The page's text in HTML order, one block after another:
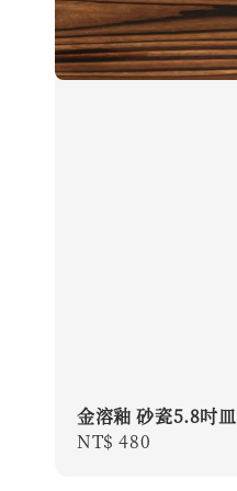
金溶釉 砂瓷5.8吋皿
Regular
NT$ 480